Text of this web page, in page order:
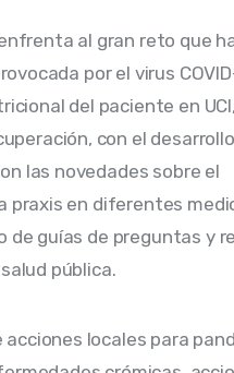
al gran reto que
por el virus
del paciente en
con el
las novedades sobre el
praxis en diferentes
de guías de preguntas y
pública.
locales para